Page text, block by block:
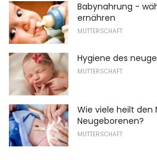
Babynahrung -
ernähren
MUTTERSCHAFT
Hygiene des
MUTTERSCHAFT
Wie viele heilt den
Neugeborenen?
MUTTERSCHAFT